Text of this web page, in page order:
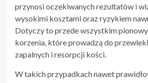
przynosi oczekiwanych rezultatów i
wysokimi kosztami oraz ryzykiem
Dotyczy to przede wszystkim
korzenia, które prowadzą do
zapalnych i resorpcji kości.
W takich przypadkach nawet